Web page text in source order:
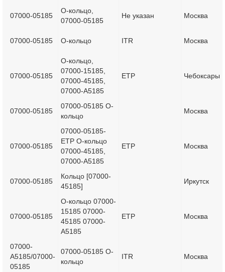
07000-05185
О-кольцо,
07000-05185
Не указан Москва
07000-05185 О-кольцо ITR Москва
07000-05185
О-кольцо,
07000-15185,
07000-45185,
07000-A5185
ETP Чебоксары
07000-05185
07000-05185 О-
кольцо
Москва
07000-05185
07000-05185-
ETP О-кольцо
07000-45185,
07000-A5185
ETP Москва
07000-05185
Кольцо [07000-
45185]
Иркутск
07000-05185
О-кольцо 07000-
15185 07000-
45185 07000-
A5185
ETP Москва
07000-
A5185/07000-
05185
07000-05185 О-
кольцо
ITR Москва